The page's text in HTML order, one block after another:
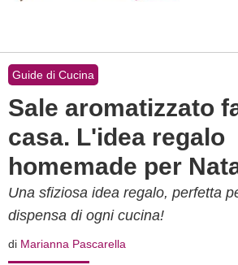
Guide di Cucina
Sale aromatizzato
casa. L'idea regalo
homemade per
Una sfiziosa idea regalo, perfetta
dispensa di ogni cucina!
di Marianna Pascarella